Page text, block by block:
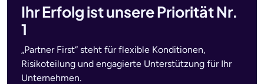
Ihr Erfolg ist unsere Priorität Nr.
1
„Partner First“ steht für flexible Konditionen,
Risikoteilung und engagierte Unterstützung für Ihr
Unternehmen.